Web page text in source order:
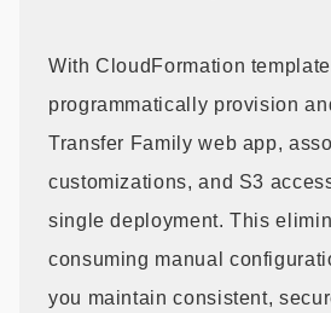
With CloudFormation
programmatically provision
Transfer Family web app,
customizations, and S3
single deployment. This
consuming manual
you maintain consistent,